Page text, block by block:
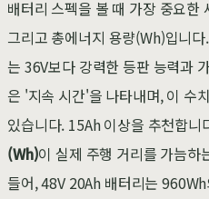
배터리 스펙을 볼 때 가장 중요한
그리고 총에너지 용량(Wh)입니다.
는 36V보다 강력한 등판 능력과
은 '지속 시간'을 나타내며, 이 수
있습니다. 15Ah 이상을 추천합
(Wh)이 실제 주행 거리를 가늠하
들어, 48V 20Ah 배터리는